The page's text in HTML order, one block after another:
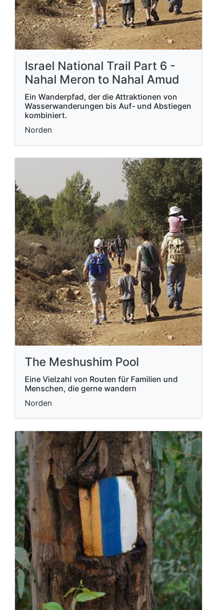
Israel National Trail Part 6 -
Nahal Meron to Nahal Amud
Ein Wanderpfad, der die Attraktionen von
Wasserwanderungen bis Auf- und Abstiegen
kombiniert.
Norden
The Meshushim Pool
Eine Vielzahl von Routen für Familien und
Menschen, die gerne wandern
Norden